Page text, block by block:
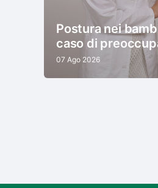
Postura nei
caso di
07 Ago 2026